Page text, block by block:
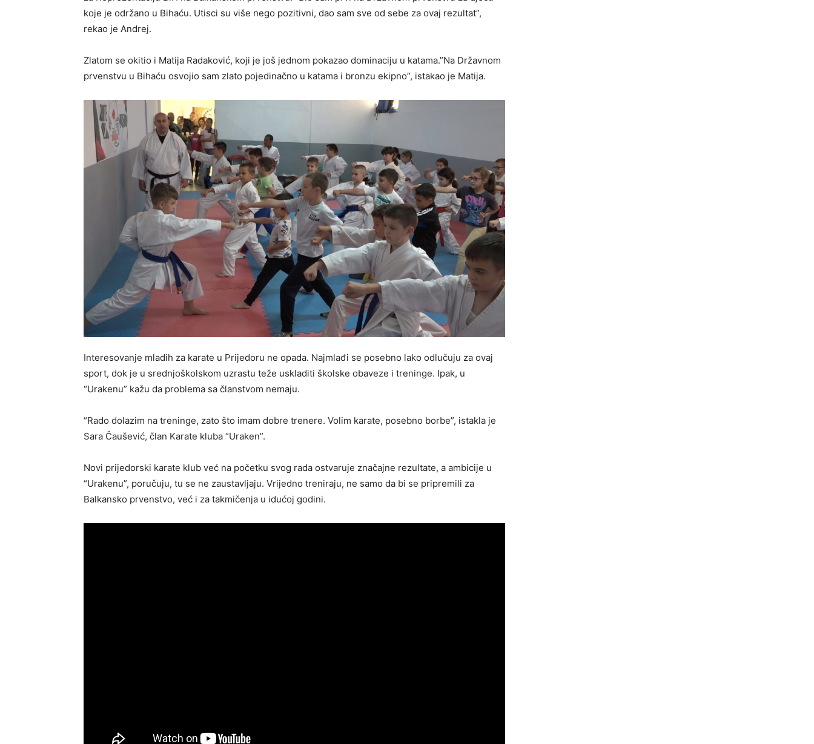
koje je održano u Bihaću. Utisci su više nego pozitivni, dao sam sve od sebe za ovaj rezultat”,
rekao je Andrej.
Zlatom se okitio i Matija Radaković, koji je još jednom pokazao dominaciju u katama.”Na Državnom
prvenstvu u Bihaću osvojio sam zlato pojedinačno u katama i bronzu ekipno”, istakao je Matija.
Interesovanje mladih za karate u Prijedoru ne opada. Najmlađi se posebno lako odlučuju za ovaj
sport, dok je u srednjoškolskom uzrastu teže uskladiti školske obaveze i treninge. Ipak, u
“Urakenu” kažu da problema sa članstvom nemaju.
“Rado dolazim na treninge, zato što imam dobre trenere. Volim karate, posebno borbe”, istakla je
Sara Čaušević, član Karate kluba “Uraken”.
Novi prijedorski karate klub već na početku svog rada ostvaruje značajne rezultate, a ambicije u
“Urakenu”, poručuju, tu se ne zaustavljaju. Vrijedno treniraju, ne samo da bi se pripremili za
Balkansko prvenstvo, već i za takmičenja u idućoj godini.